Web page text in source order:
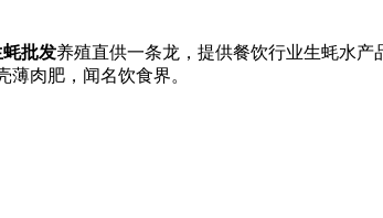
批发养殖直供一条龙，提供餐饮行业生蚝水
薄肉肥，闻名饮食界。